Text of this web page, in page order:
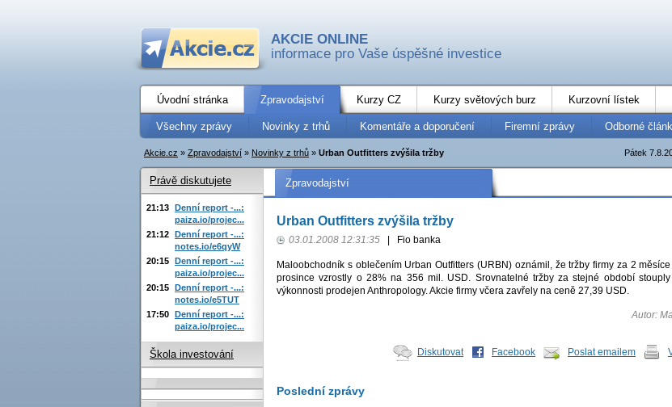
AKCIE ONLINE
informace pro Vaše úspěšné investice
Úvodní stránka Zpravodajství Kurzy CZ Kurzy světových burz Kurzovní lístek
Všechny zprávy Novinky z trhů Komentáře a doporučení Firemní zprávy Odborné
Pátek
Akcie.cz » Zpravodajství » Novinky z trhů » Urban Outfitters zvýšila tržby
Zpravodajství
Urban Outfitters zvýšila tržby
03.01.2008 12:31:35 Fio banka
Maloobchodník s oblečením Urban Outfitters (URBN) oznámil, že tržby firmy za 2 měsíce
prosince vzrostly o 28% na 356 mil. USD. Srovnatelné tržby za stejné období
výkonnosti prodejen Anthropology. Akcie firmy včera zavřely na ceně 27,39 USD.
Autor:
Diskutovat Facebook Poslat emailem
Poslední zprávy
Právě diskutujete
21:13 Denní report -...:
paiza.io/projec...
21:12 Denní report -...:
notes.io/e6qyW
20:15 Denní report -...:
paiza.io/projec...
20:15 Denní report -...:
notes.io/e5TUT
17:50 Denní report -...:
paiza.io/projec...
Škola investování